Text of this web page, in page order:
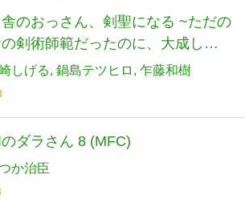
舎のおっさん、剣聖になる ~ただの
の剣術師範だったのに、大成した
ちが俺を放ってくれない件~ 9 (9)
グチャンピオンコミックス)
しげる 鍋島テツヒロ 乍藤和樹
ダラさん 8 (MFC)
か治臣